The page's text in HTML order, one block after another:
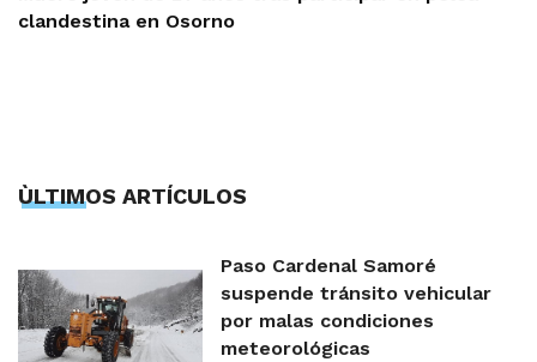
clandestina en Osorno
ÙLTIMOS ARTÍCULOS
Paso Cardenal Samoré
suspende tránsito vehicular
por malas condiciones
meteorológicas